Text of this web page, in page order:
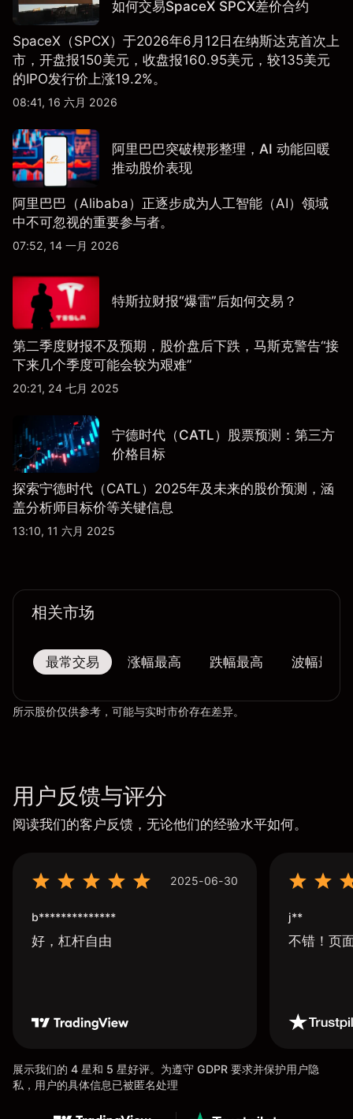
如何交易SpaceX SPCX差价合约
SpaceX（SPCX）于2026年6月12日在纳斯达克首次上
市，开盘报150美元，收盘报160.95美元，较135美元
的IPO发行价上涨19.2%。
08:41, 16 六月 2026
阿里巴巴突破楔形整理，AI 动能回暖
推动股价表现
阿里巴巴（Alibaba）正逐步成为人工智能（AI）领域
中不可忽视的重要参与者。
07:52, 14 一月 2026
特斯拉财报“爆雷”后如何交易？
第二季度财报不及预期，股价盘后下跌，马斯克警告“接
下来几个季度可能会较为艰难”
20:21, 24 七月 2025
宁德时代（CATL）股票预测：第三方
价格目标
探索宁德时代（CATL）2025年及未来的股价预测，涵
盖分析师目标价等关键信息
13:10, 11 六月 2025
相关市场
最常交易 涨幅最高 跌幅最高 波幅最大
所示股价仅供参考，可能与实时市价存在差异。
用户反馈与评分
阅读我们的客户反馈，无论他们的经验水平如何。
2025-06-30
b**************
好，杠杆自由
j**
不错！页
展示我们的 4 星和 5 星好评。为遵守 GDPR 要求并保护用户隐
私，用户的具体信息已被匿名处理